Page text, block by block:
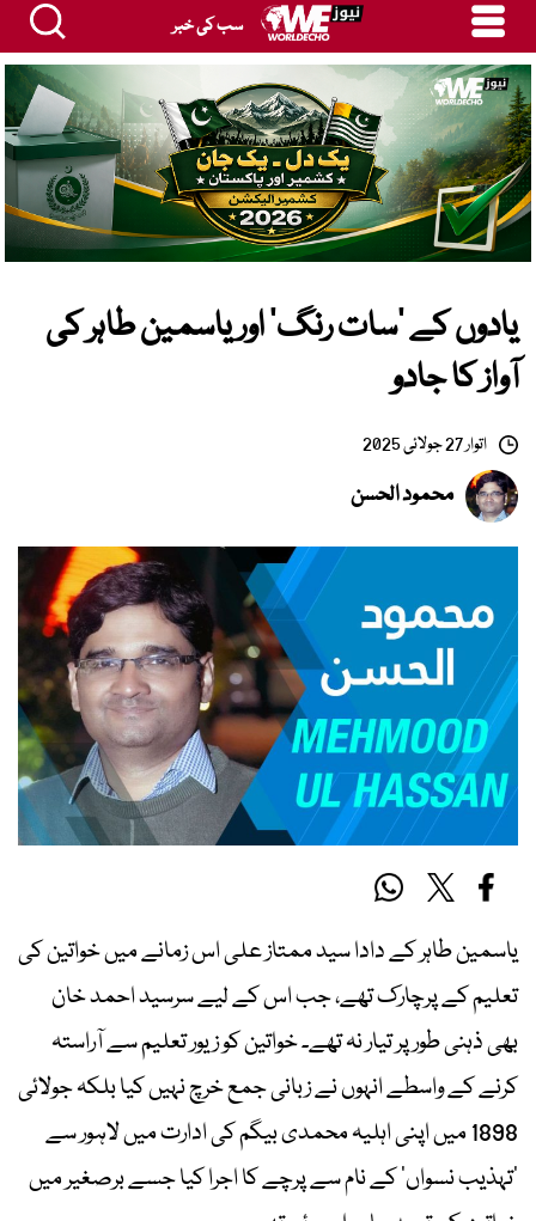
سب کی خبر
یادوں کے ’سات رنگ‘ اور یاسمین طاہر کی
آواز کا جادو
اتوار 27 جولائی 2025
محمود الحسن
یاسمین طاہر کے دادا سید ممتاز علی اس زمانے میں خواتین کی
تعلیم کے پرچارک تھے، جب اس کے لیے سرسید احمد خان
بھی ذہنی طور پر تیار نہ تھے۔ خواتین کو زیور تعلیم سے آراستہ
کرنے کے واسطے انہوں نے زبانی جمع خرچ نہیں کیا بلکہ جولائی
1898 میں اپنی اہلیہ محمدی بیگم کی ادارت میں لاہور سے
’تہذیب نسواں‘ کے نام سے پرچے کا اجرا کیا جسے برصغیر میں